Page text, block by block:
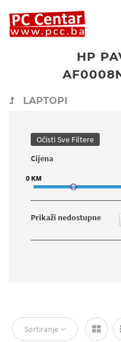
HP
LAPTOPI
Očisti Sve Filtere
Cijena
0 KM
0 KM
Prikaži nedostupne
Sortiranje